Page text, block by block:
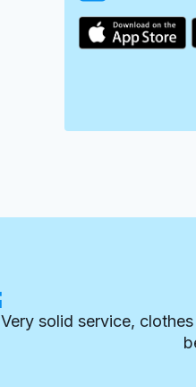
Very solid service,